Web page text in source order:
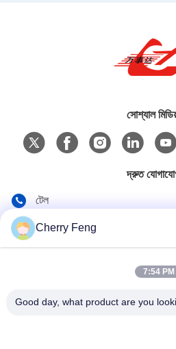
সোশ্যাল
দ্রুত
টেল
86-135-84177887
ই-মেইল
sales@balerofchina.com
Cherry Feng
7:54 PM
Good day, what product are you